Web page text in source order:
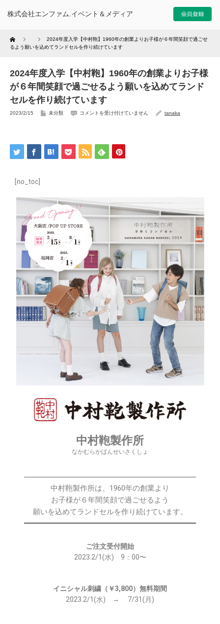
株式会社エンファム.イベント＆メディア
Home
2024年度入学【中村鞄】1960年の創業よりお子様が６年間笑顔で過ごせ
るよう願いを込めてランドセルを作り続けています
2024年度入学【中村鞄】1960年の創業よりお子様
が６年間笑顔で過ごせるよう願いを込めてランド
セルを作り続けています
2023/2/15 未分類 コメントを受け付けていません tanaka
[no_toc]
中村鞄製作所
なかむらかばんせいさくしょ
中村鞄製作所は、1960年の創業より
お子様が６年間笑顔で過ごせるよう
願いを込めてランドセルを作り続けています。
ご注文受付開始
2023.2/1(水) 9：00〜
イニシャル刺繍（￥3,800）無料期間
2023.2/1(水) → 7/31(月)